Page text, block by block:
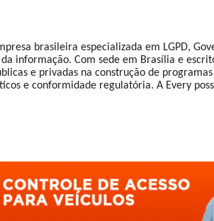
brasileira especializada em LGPD,
informação. Com sede em Brasília e
e privadas na construção de
e conformidade regulatória. A Every